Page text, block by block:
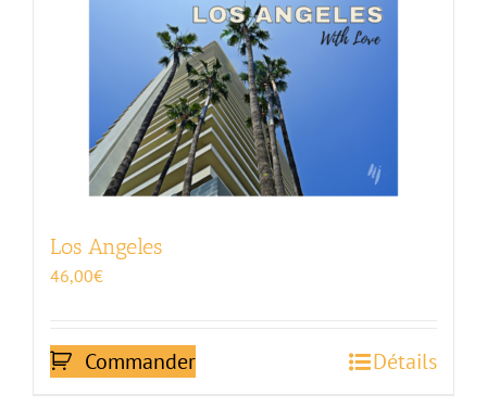
Los Angeles
46,00€
Commander Détails